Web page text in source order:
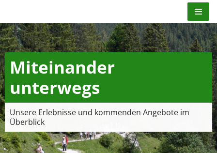
Zum
Inhalt
springen
Miteinander
unterwegs
Unsere Erlebnisse und kommenden Angebote im
Überblick